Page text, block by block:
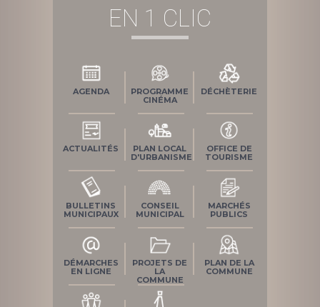
EN 1 CLIC
AGENDA
PROGRAMME
CINÉMA
DÉCHÈTERIE
ACTUALITÉS
PLAN LOCAL
D'URBANISME
OFFICE DE
TOURISME
BULLETINS
MUNICIPAUX
CONSEIL
MUNICIPAL
MARCHÉS
PUBLICS
DÉMARCHES
EN LIGNE
PROJETS DE
LA
COMMUNE
PLAN DE LA
COMMUNE